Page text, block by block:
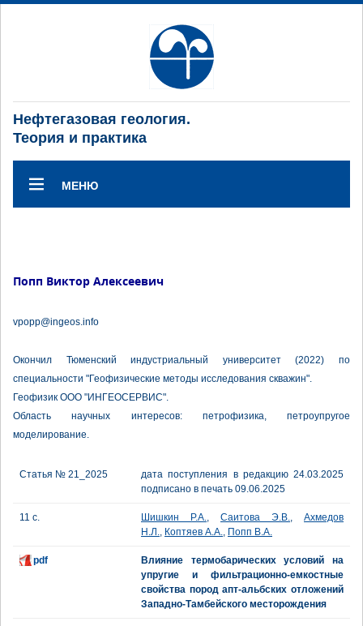
Нефтегазовая геология.
Теория и практика
МЕНЮ
Попп Виктор Алексеевич
vpopp@ingeos.info
Окончил Тюменский индустриальный университет (2022) по
специальности "Геофизические методы исследования скважин".
Геофизик ООО "ИНГЕОСЕРВИС".
Область научных интересов: петрофизика, петроупругое
моделирование.
Статья № 21_2025
дата поступления в редакцию 24.03.2025
подписано в печать 09.06.2025
11 с. Шишкин Р.А., Саитова Э.В., Ахмедов
Н.Л., Коптяев А.А., Попп В.А.
pdf
Влияние термобарических условий на
упругие и фильтрационно-емкостные
свойства пород апт-альбских отложений
Западно-Тамбейского месторождения